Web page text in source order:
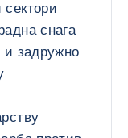
снага
и задружно